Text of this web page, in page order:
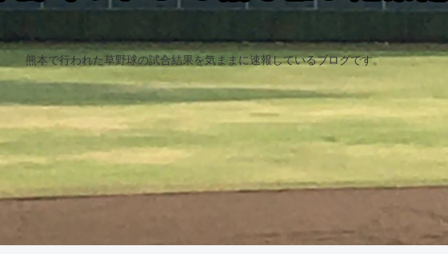
熊本で行われた草野球の試合結果を気ままに速報しているブログです。